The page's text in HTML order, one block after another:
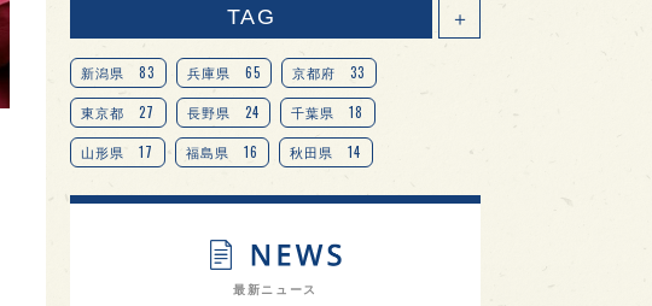
TAG ＋
新潟県 83 兵庫県 65 京都府 33
東京都 27 長野県 24 千葉県 18
山形県 17 福島県 16 秋田県 14
愛知県 14 宮城県 14 岐阜県 13
オピニオンリーダーの視点 9
最新ニュース